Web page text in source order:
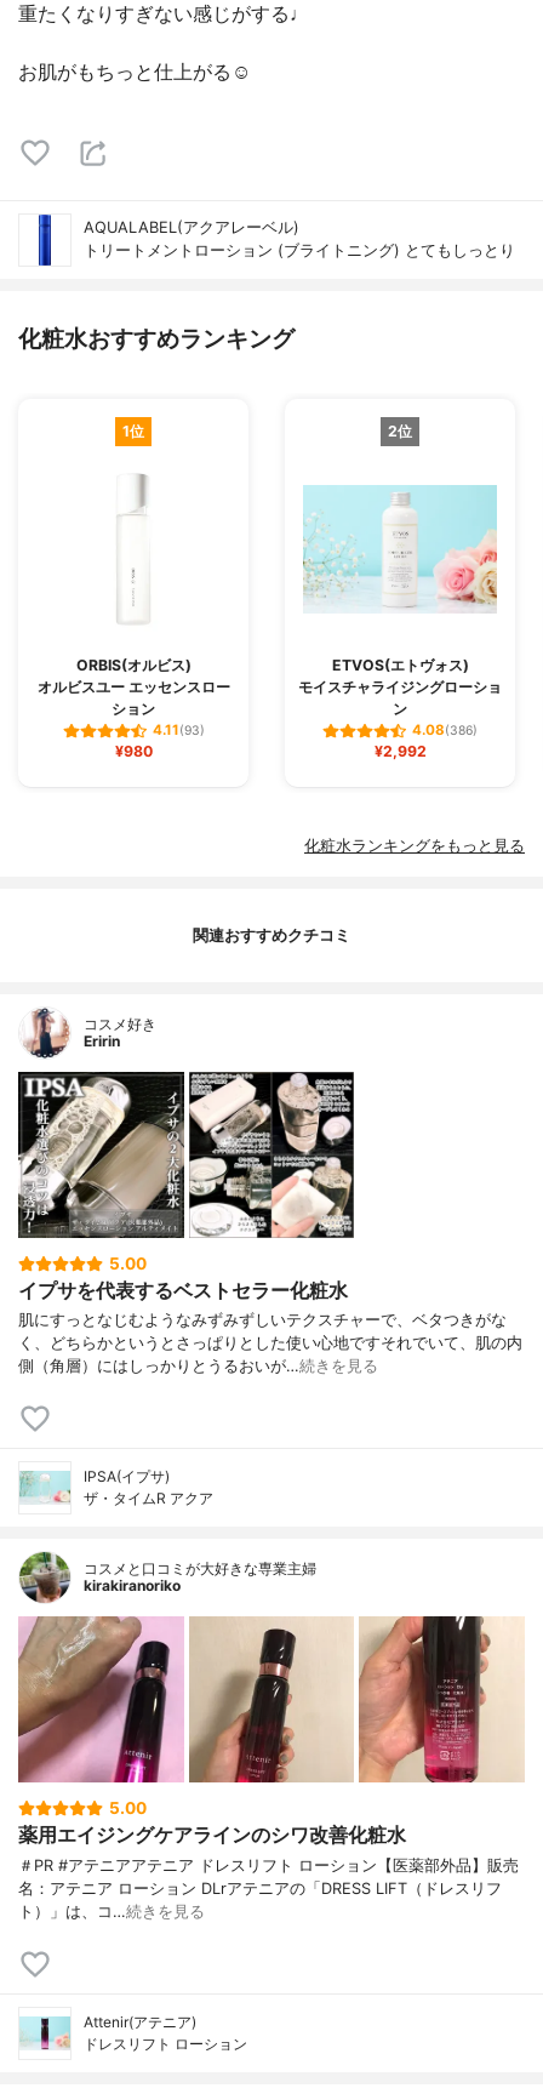
重たくなりすぎない感じがする♩
お肌がもちっと仕上がる☺️
AQUALABEL(アクアレーベル)
トリートメントローション (ブライトニング) とてもしっとり
化粧水おすすめランキング
1位
ORBIS(オルビス)
オルビスユー エッセンスロー
ション
4.11(93)
¥980
2位
ETVOS(エトヴォス)
モイスチャライジングローショ
ン
4.08(386)
¥2,992
化粧水ランキングをもっと見る
関連おすすめクチコミ
コスメ好き
Eririn
5.00
イプサを代表するベストセラー化粧水
肌にすっとなじむようなみずみずしいテクスチャーで、ベタつきがな
く、どちらかというとさっぱりとした使い心地ですそれでいて、肌の内
側（角層）にはしっかりとうるおいが…続きを見る
IPSA(イプサ)
ザ・タイムR アクア
コスメと口コミが大好きな専業主婦
kirakiranoriko
5.00
薬用エイジングケアラインのシワ改善化粧水
＃PR #アテニアアテニア ドレスリフト ローション【医薬部外品】販売
名：アテニア ローション DLrアテニアの「DRESS LIFT（ドレスリフ
ト）」は、コ…続きを見る
Attenir(アテニア)
ドレスリフト ローション